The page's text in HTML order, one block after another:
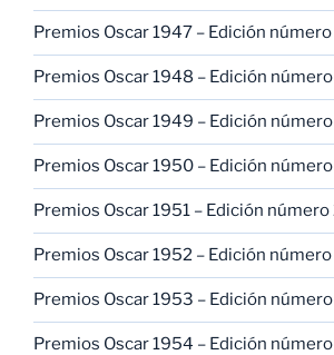
Premios Oscar 1947 – Edición número
Premios Oscar 1948 – Edición
Premios Oscar 1949 – Edición número
Premios Oscar 1950 – Edición
Premios Oscar 1951 – Edición número
Premios Oscar 1952 – Edición
Premios Oscar 1953 – Edición
Premios Oscar 1954 – Edición